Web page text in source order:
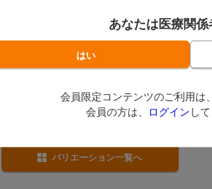
あなたは医療関係
会員限定コンテンツのご利用は、
会員の方は、
ログイン し
デュアル フルーライドトレイ
(4件)
ノーブランド / デュアルアーチのフル
（税込）～
バリエーション一覧へ